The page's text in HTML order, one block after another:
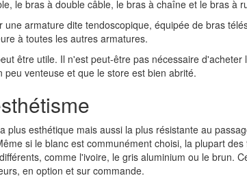
le bras à double câble, le bras à chaîne et le bras à
armature dite tendoscopique, équipée de bras
à toutes les autres armatures.
être utile. Il n'est peut-être pas nécessaire d'acheter
venteuse et que le store est bien abrité.
plus esthétique mais aussi la plus résistante au
si le blanc est communément choisi, la plupart
comme l'ivoire, le gris aluminium ou le brun.
en option et sur commande.